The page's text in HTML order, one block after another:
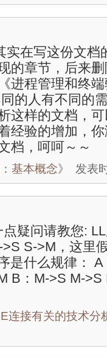
实在写这份文档
的章节，后来
进程管理和终
的人有不同的
这样的文档，
经验的增加，
档，呵呵～～
基本概念》 发表
疑问请教您:
S->M，这里
是什么规律：
B：M->S M-
连接有关的技术分